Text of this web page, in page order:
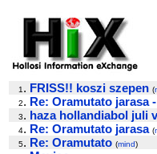
1 . FRISS!! koszi szepen (
2. Re: Oramutato jarasa
3. haza hollandiabol juli
4. Re: Oramutato jarasa (
5. Re: Oramutato (mind)